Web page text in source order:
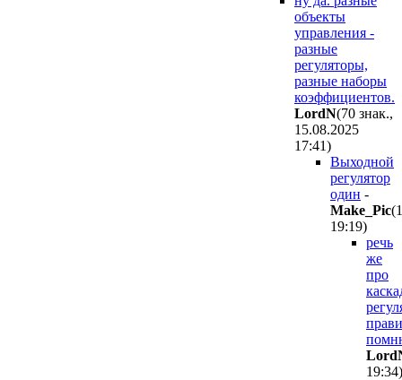
объекты
управления -
разные
регуляторы,
разные наборы
коэффициентов.
LordN(70 знак.,
15.08.2025
17:41)
Выходной
регулятор
один -
Make_Pic
19:19)
речь
же
про
19:34)